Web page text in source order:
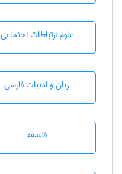
علوم ارتباطات اجتماعی
زبان و ادبيات فارسی
فلسفه